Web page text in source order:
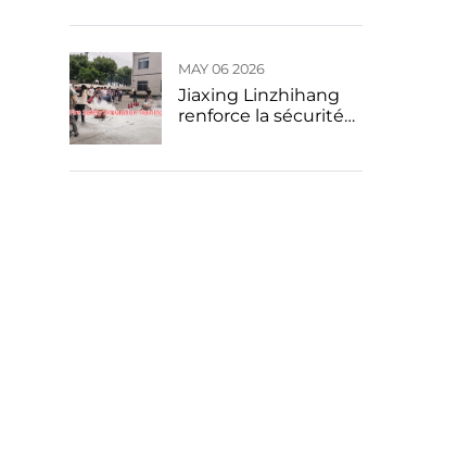
culture d’entreprise
MAY 06 2026
Jiaxing Linzhihang
renforce la sécurité
pratique d’incendie